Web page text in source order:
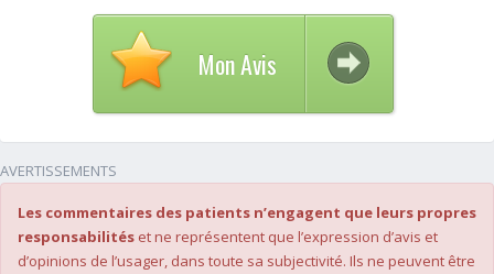
Mon Avis
AVERTISSEMENTS
Les commentaires des patients n’engagent que leurs propres
responsabilités et ne représentent que l’expression d’avis et
d’opinions de l’usager, dans toute sa subjectivité. Ils ne peuvent être